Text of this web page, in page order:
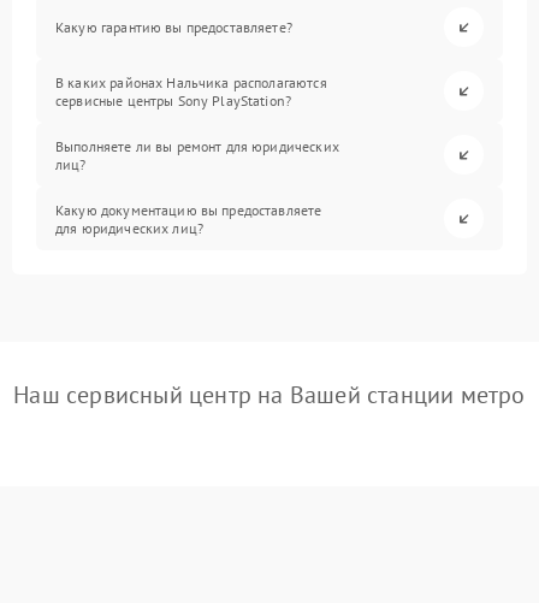
Какую гарантию вы предоставляете?
В каких районах Нальчика располагаются
сервисные центры Sony PlayStation?
Выполняете ли вы ремонт для юридических
лиц?
Какую документацию вы предоставляете
для юридических лиц?
Наш сервисный центр на Вашей станции метро